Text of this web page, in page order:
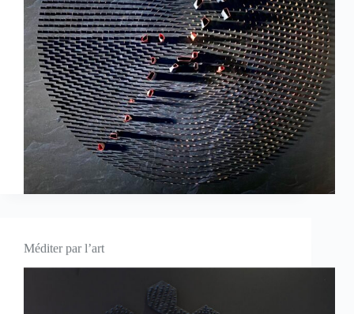
Méditer par l’art